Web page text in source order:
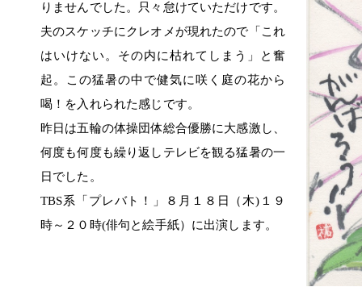
りませんでした。只々怠けていただけです。
夫のスケッチにクレオメが現れたので「これ
はいけない。その内に枯れてしまう」と奮
起。この猛暑の中で健気に咲く庭の花から
喝！を入れられた感じです。
昨日は五輪の体操団体総合優勝に大感激し、
何度も何度も繰り返しテレビを観る猛暑の一
日でした。
TBS系「プレバト！」８月１８日（木)１９
時～２０時(俳句と絵手紙）に出演します。